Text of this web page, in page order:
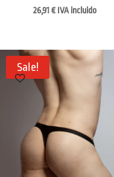
26,91€ IVA incluido
Sale!